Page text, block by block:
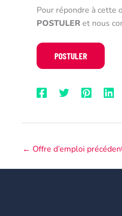
Pour répondre à cette
POSTULERet nous
← Offre d’emploi